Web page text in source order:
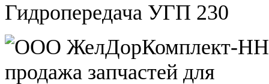
Гидропередача УГП 230